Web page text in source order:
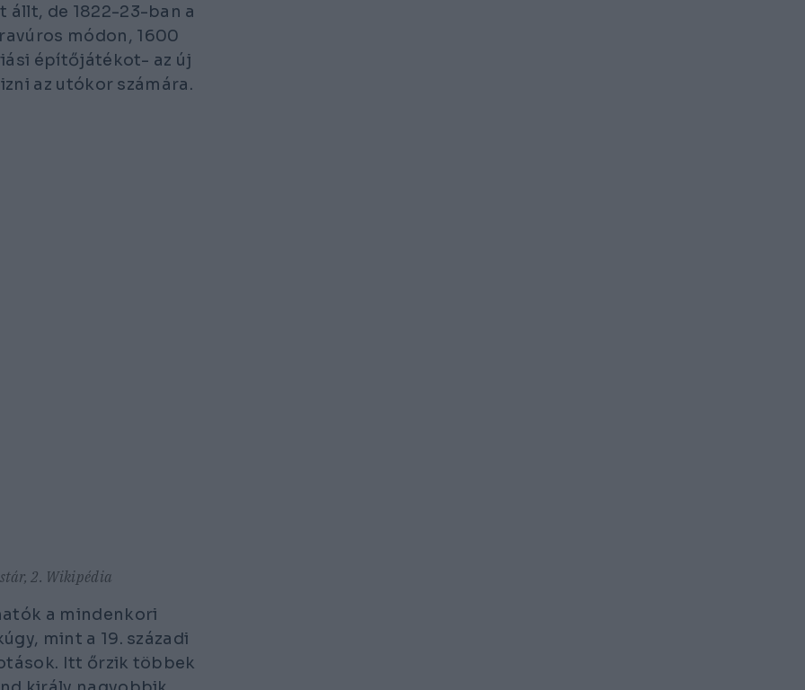
állt, de 1822-23-ban a
módon, 1600
építőjátékot- az új
az utókor számára.
2. Wikipédia
a mindenkori
mint a 19. századi
Itt őrzik többek